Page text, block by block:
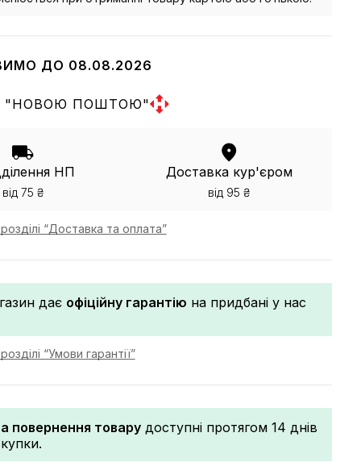
ДО 08.08.2026
"НОВОЮ ПОШТОЮ"
НП
від 75 ₴
Доставка кур'єром
від 95 ₴
“Доставка та оплата”
дає офіційну гарантію на придбані у нас
“Умови гарантії”
повернення товарудоступні протягом 14 днів